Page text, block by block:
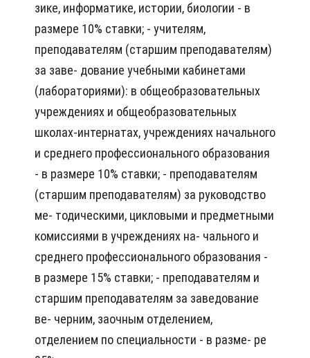
зике, информатике, истории, биологии - в
размере 10% ставки; - учителям,
преподавателям (старшим преподавателям)
за заве- дование учебными кабинетами
(лабораториями): в общеобразовательных
учреждениях и общеобразовательных
школах-интернатах, учреждениях начального
и среднего профессионального образования
- в размере 10% ставки; - преподавателям
(старшим преподавателям) за руководство
ме- тодическими, цикловыми и предметными
комиссиями в учреждениях на- чального и
среднего профессионального образования -
в размере 15% ставки; - преподавателям и
старшим преподавателям за заведование
ве- черним, заочным отделением,
отделением по специальности - в разме- ре